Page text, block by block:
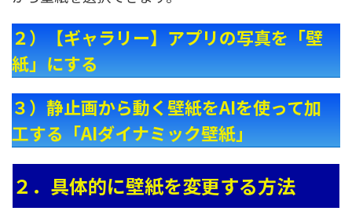
２）【ギャラリー】アプリの写真を「壁
紙」にする
３）静止画から動く壁紙をAIを使って加
工する「AIダイナミック壁紙」
２．具体的に壁紙を変更する方法